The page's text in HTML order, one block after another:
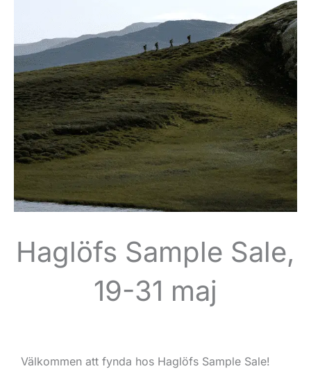
Haglöfs Sample Sale,
19-31 maj
Välkommen att fynda hos Haglöfs Sample Sale!